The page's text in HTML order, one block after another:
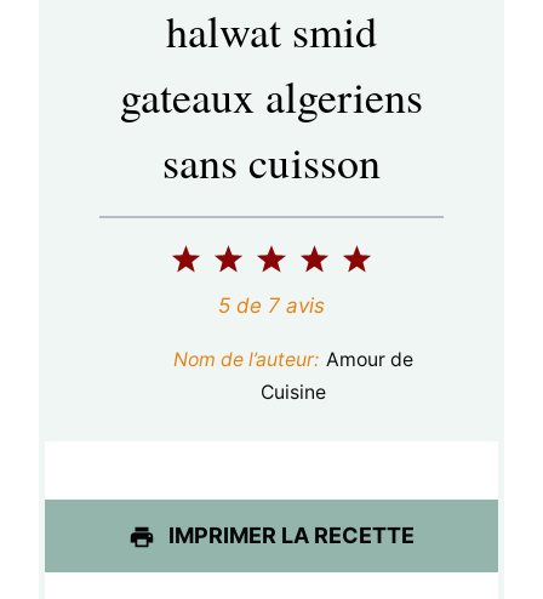
halwat smid
gateaux algeriens
sans cuisson
5
t
e
s
4
t
e
s
3
é
t
o
e
s
2
é
t
e
s
1
t
e
5de 7 avis
Nom de l’auteur: Amour de
Cuisine
IMPRIMER LA RECETTE